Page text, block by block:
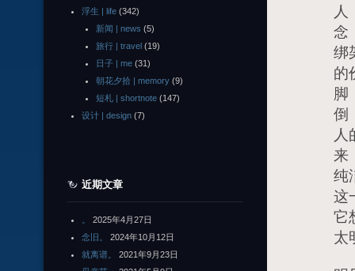
人
念
绑
的
脚
倒
人
来
纯
这
它
太
浮生 | life (342)
新闻 | news (5)
旅行 | travel (19)
日子 | me (31)
朝花夕拾 | memory (9)
短札 | shortnote (147)
设计 | design (7)
近期文章
2025年4月27日
念旧。
2024年10月12日
就离谱。
2021年9月23日